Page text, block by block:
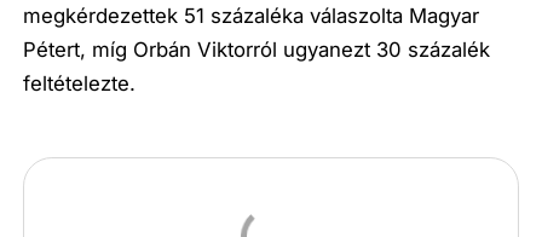
megkérdezettek 51 százaléka válaszolta Magyar
Pétert, míg Orbán Viktorról ugyanezt 30 százalék
feltételezte.